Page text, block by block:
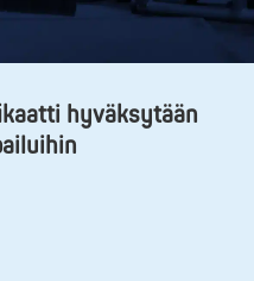
hyväksytään